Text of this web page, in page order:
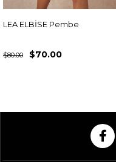
LEA ELBİSE Pembe
$70.00
$80.00